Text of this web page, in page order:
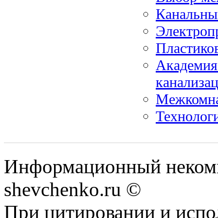
Информационный
shevchenko.ru ©
При цитировании и